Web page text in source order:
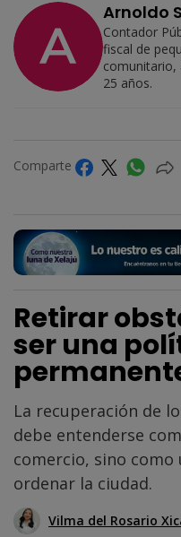
Arnoldo
Contador
fiscal de
comunitario,
25 años.
Comparte
Retirar
ser una
La recuperación de
debe entenderse
comercio, sino como
ordenar la ciudad.
Vilma del Rosario